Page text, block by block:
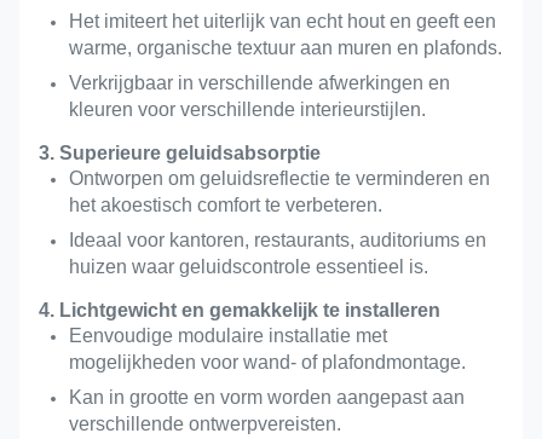
Het imiteert het uiterlijk van echt hout en geeft een
warme, organische textuur aan muren en plafonds.
Verkrijgbaar in verschillende afwerkingen en
kleuren voor verschillende interieurstijlen.
3. Superieure geluidsabsorptie
Ontworpen om geluidsreflectie te verminderen en
het akoestisch comfort te verbeteren.
Ideaal voor kantoren, restaurants, auditoriums en
huizen waar geluidscontrole essentieel is.
4. Lichtgewicht en gemakkelijk te installeren
Eenvoudige modulaire installatie met
mogelijkheden voor wand- of plafondmontage.
Kan in grootte en vorm worden aangepast aan
verschillende ontwerpvereisten.